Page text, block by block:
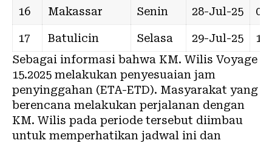
16 Makassar Senin 28-Jul-25
17 Batulicin Selasa 29-Jul-25
Sebagai informasi bahwa KM. Wilis Voyage
15.2025 melakukan penyesuaian jam
penyinggahan (ETA-ETD). Masyarakat yang
berencana melakukan perjalanan dengan
KM. Wilis pada periode tersebut diimbau
untuk memperhatikan jadwal ini dan